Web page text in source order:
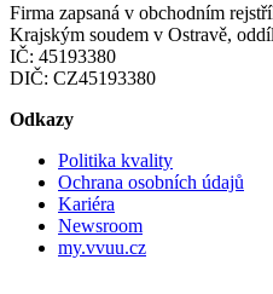
Firma zapsaná v obchodním
Krajským soudem v Ostravě,
IČ: 45193380
DIČ: CZ45193380
Odkazy
Politika kvality
Ochrana osobních údajů
Kariéra
Newsroom
my.vvuu.cz